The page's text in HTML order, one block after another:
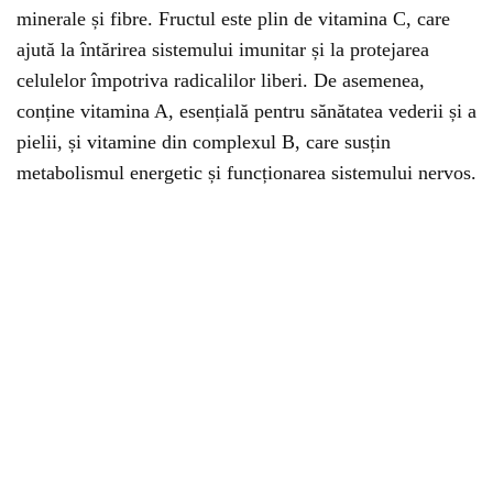
minerale și fibre. Fructul este plin de vitamina C, care
ajută la întărirea sistemului imunitar și la protejarea
celulelor împotriva radicalilor liberi. De asemenea,
conține vitamina A, esențială pentru sănătatea vederii și a
pielii, și vitamine din complexul B, care susțin
metabolismul energetic și funcționarea sistemului nervos.